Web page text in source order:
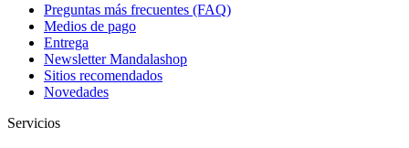
Preguntas más frecuentes (FAQ)
Medios de pago
Entrega
Newsletter Mandalashop
Sitios recomendados
Novedades
Servicios